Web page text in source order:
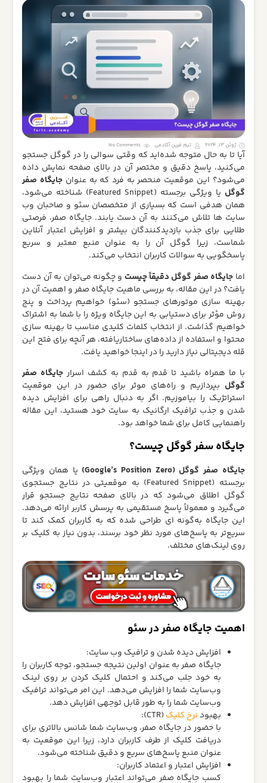
ژوئن 13, 2024 تیم فرین آکادمی No Comments
آیا تا به حال متوجه شده‌اید که وقتی سوالی را در گوگل جستجو
می‌کنید، پاسخ دقیق و مختصر آن در بالای صفحه نمایش داده
می‌شود؟ این موقعیت منحصر به‌ فرد که به عنوان جایگاه صفر
گوگل
یا ویژگی برجسته (Featured Snippet) شناخته می‌شود،
همان هدفی است که بسیاری از متخصصان سئو و صاحبان وب‌
سایت‌ ها تلاش می‌کنند به آن دست یابند. جایگاه صفر، فرصتی
طلایی برای جذب بازدیدکنندگان بیشتر و افزایش اعتبار آنلاین
شماست، زیرا گوگل آن را به عنوان منبع معتبر و سریع
پاسخگویی به سوالات کاربران انتخاب می‌کند.
اما جایگاه صفر گوگل دقیقاً چیست و چگونه می‌توان به آن دست
یافت؟ در این مقاله، به بررسی ماهیت جایگاه صفر و اهمیت آن در
بهینه‌ سازی موتورهای جستجو (سئو) خواهیم پرداخت و پنج
روش مؤثر برای دستیابی به این جایگاه ویژه را با شما به اشتراک
خواهیم گذاشت. از انتخاب کلمات کلیدی مناسب تا بهینه‌ سازی
محتوا و استفاده از داده‌های ساختاریافته، هر آنچه برای فتح این
قله دیجیتالی نیاز دارید را در اینجا خواهید یافت.
با ما همراه باشید تا قدم‌ به‌ قدم به کشف اسرار جایگاه صفر
گوگل بپردازیم و راه‌های موثر برای حضور در این موقعیت
استراتژیک را بیاموزیم. اگر به دنبال راهی برای افزایش دیده
شدن و جذب ترافیک ارگانیک به سایت خود هستید، این مقاله
راهنمایی کامل برای شما خواهد بود.
جایگاه سفر گوگل چیست؟
جایگاه صفر گوگل (Google’s Position Zero)
یا همان ویژگی
برجسته (Featured Snippet) به موقعیتی در نتایج جستجوی
گوگل اطلاق می‌شود که در بالای صفحه نتایج جستجو قرار
می‌گیرد و معمولاً پاسخ مستقیمی به پرسش کاربر ارائه می‌دهد.
این جایگاه به‌گونه‌ ای طراحی شده که به کاربران کمک کند تا
سریع‌تر به پاسخ‌های مورد نظر خود برسند، بدون نیاز به کلیک بر
روی لینک‌های مختلف.
اهمیت جایگاه صفر در سئو
افزایش دیده شدن و ترافیک وب‌ سایت:
جایگاه صفر به عنوان اولین نتیجه جستجو، توجه کاربران را
به خود جلب می‌کند و احتمال کلیک کردن بر روی لینک
وب‌سایت شما را افزایش می‌دهد. این امر می‌تواند ترافیک
وب‌سایت شما را به طور قابل توجهی افزایش دهد.
بهبودنرخ کلیک (CTR):
با حضور در جایگاه صفر، وب‌سایت شما شانس بالاتری برای
دریافت کلیک از طرف کاربران دارد، زیرا این موقعیت به
عنوان منبع پاسخ‌های سریع و دقیق شناخته می‌شود.
افزایش اعتبار و اعتماد کاربران:
کسب جایگاه صفر می‌تواند اعتبار وب‌سایت شما را بهبود